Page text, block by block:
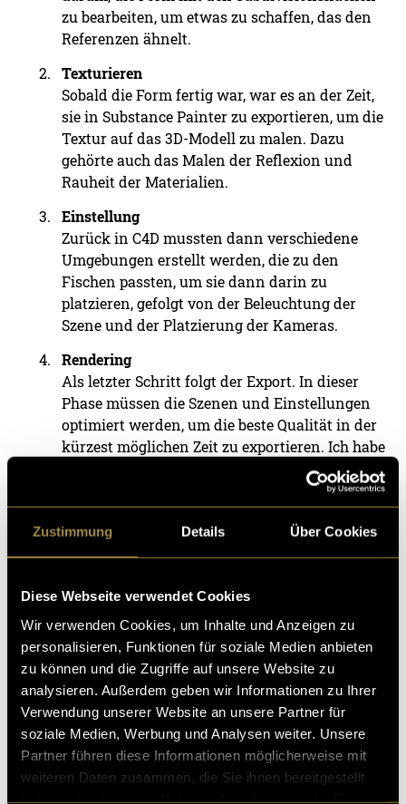
Zustimmung Details Über Cookies
Diese Webseite verwendet Cookies
Wir verwenden Cookies, um Inhalte und Anzeigen zu
personalisieren, Funktionen für soziale Medien anbieten
zu können und die Zugriffe auf unsere Website zu
analysieren. Außerdem geben wir Informationen zu Ihrer
Verwendung unserer Website an unsere Partner für
soziale Medien, Werbung und Analysen weiter. Unsere
Partner führen diese Informationen möglicherweise mit
weiteren Daten zusammen, die Sie ihnen bereitgestellt
zu bearbeiten, um etwas zu schaffen, das den
Referenzen ähnelt.
Texturieren
Sobald die Form fertig war, war es an der Zeit,
sie in Substance Painter zu exportieren, um die
Textur auf das 3D-Modell zu malen. Dazu
gehörte auch das Malen der Reflexion und
Rauheit der Materialien.
Einstellung
Zurück in C4D mussten dann verschiedene
Umgebungen erstellt werden, die zu den
Fischen passten, um sie dann darin zu
platzieren, gefolgt von der Beleuchtung der
Szene und der Platzierung der Kameras.
Rendering
Als letzter Schritt folgt der Export. In dieser
Phase müssen die Szenen und Einstellungen
optimiert werden, um die beste Qualität in der
kürzest möglichen Zeit zu exportieren. Ich habe
Arnold zum Rendern des Bildmaterials
Diese und weitere Projekte findest du auf meinem
Instagram@yerik.dsgn.
diesen Inhalt zu sehen.
Behind the scenes: